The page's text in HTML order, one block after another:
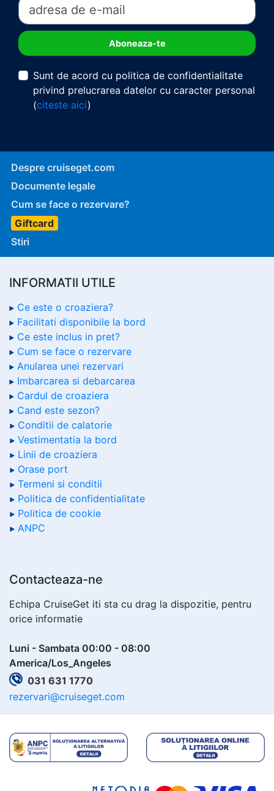
Sunt de acord cu politica de confidentialitate
privind prelucrarea datelor cu caracter personal
(citeste aici)
Despre cruiseget.com
Documente legale
Cum se face o rezervare?
Giftcard
Stiri
INFORMATII UTILE
Ce este o croaziera?
Facilitati disponibile la bord
Ce este inclus in pret?
Cum se face o rezervare
Anularea unei rezervari
Imbarcarea si debarcarea
Cardul de croaziera
Cand este sezon?
Conditii de calatorie
Vestimentatia la bord
Linii de croaziera
Orase port
Termeni si conditii
Politica de confidentialitate
Politica de cookie
ANPC
Contacteaza-ne
Echipa CruiseGet iti sta cu drag la dispozitie, pentru
orice informatie
Luni - Sambata 00:00 - 08:00
America/Los_Angeles
031 631 1770
rezervari@cruiseget.com